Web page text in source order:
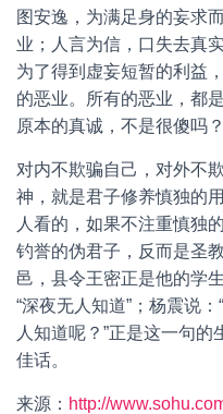
图安逸，为满足身的妄求
业；人言为信，口失去真
为了得到虚妄短暂的利益
的恶业。所有的恶业，都
原本的真诚，不是很傻吗？
对内不欺骗自己，对外不
神，就是君子修养慎独的
人看的，如果不注重慎独
钓誉的伪君子，反而是圣
邑，县令王密正是他的学
“深夜无人知道”；杨震说
人知道呢？”正是这一句的
佳话。
来源： http://